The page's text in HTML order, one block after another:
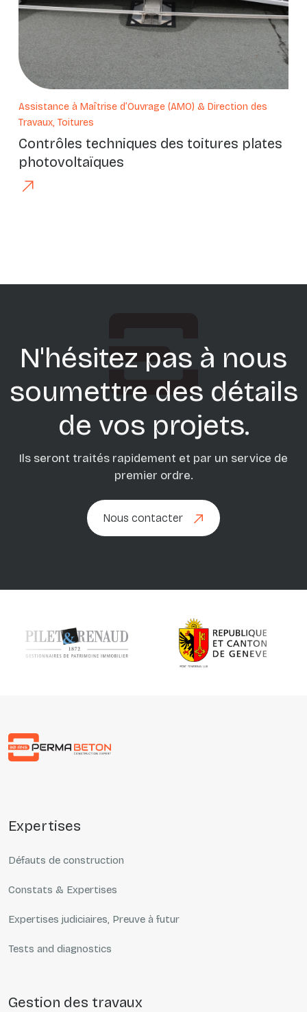
Assistance à Maîtrise d’Ouvrage (AMO) & Direction des
Travaux, Toitures
Contrôles techniques des toitures plates
photovoltaïques
N'hésitez pas à nous
soumettre des détails
de vos projets.
Ils seront traités rapidement et par un service de
premier ordre.
Nous contacter
Nous contacter
expertises
Défauts de construction
Constats & Expertises
Expertises judiciaires, Preuve à futur
Tests and diagnostics
gestion des travaux